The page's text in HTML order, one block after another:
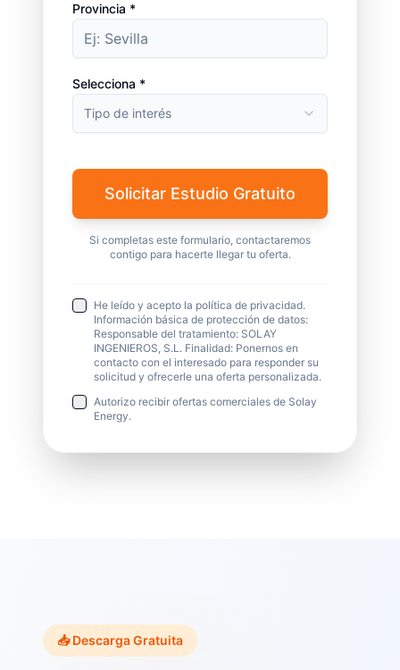
Provincia *
Selecciona *
Tipo de interés
Solicitar Estudio Gratuito
Si completas este formulario, contactaremos
contigo para hacerte llegar tu oferta.
He leído y acepto la política de privacidad.
Información básica de protección de datos:
Responsable del tratamiento: SOLAY
INGENIEROS, S.L. Finalidad: Ponernos en
contacto con el interesado para responder su
solicitud y ofrecerle una oferta personalizada.
Autorizo recibir ofertas comerciales de Solay
Energy.
📥 Descarga Gratuita